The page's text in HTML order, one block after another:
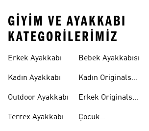
GIYIM VE AYAKKABI
KATEGORILERIMIZ
Erkek Ayakkabı
Kadın Ayakkabı
Outdoor Ayakkabı
Terrex Ayakkabı
Bebek Ayakkabısı
Kadın Originals
Erkek Originals
Çocuk